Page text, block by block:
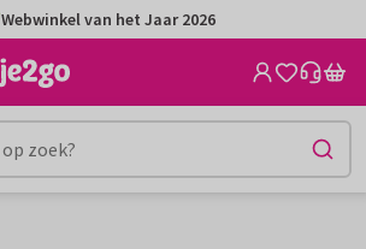
Webwinkel van het Jaar 2026